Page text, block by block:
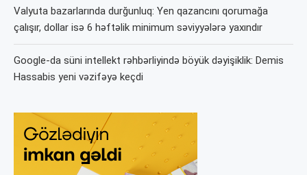
Valyuta bazarlarında durğunluq: Yen qazancını qorumağa
çalışır, dollar isə 6 həftəlik minimum səviyyələrə yaxındır
Google-da süni intellekt rəhbərliyində böyük dəyişiklik: Demis
Hassabis yeni vəzifəyə keçdi